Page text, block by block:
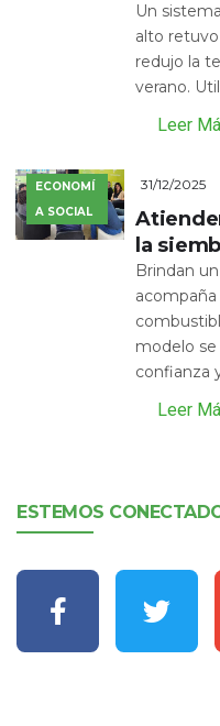
Un
alto
redujo la
verano.
Leer
ECONOMÍ
A SOCIAL
31/12/2025
la
Brindan
modelo
confianza
Leer
ESTEMOS